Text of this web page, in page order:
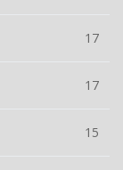
17
17
15